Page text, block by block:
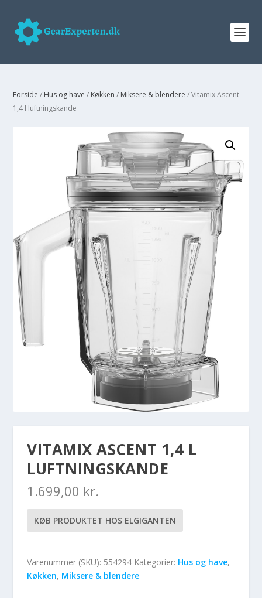
Forside / Hus og have / Køkken / Miksere & blendere / Vitamix Ascent
1,4 l luftningskande
VITAMIX ASCENT 1,4 L
LUFTNINGSKANDE
1.699,00 kr.
KØB PRODUKTET HOS ELGIGANTEN
Varenummer (SKU): 554294 Kategorier: Hus og have,
Køkken, Miksere & blendere